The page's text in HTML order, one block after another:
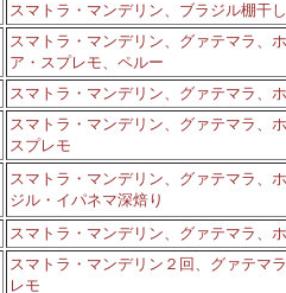
スマトラ・マンデリン、ブラジル棚干
スマトラ・マンデリン、グァテマラ、
ア・スプレモ、ペルー
スマトラ・マンデリン、グァテマラ、
スマトラ・マンデリン、グァテマラ、
スプレモ
スマトラ・マンデリン、グァテマラ、
ジル・イパネマ深焙り
スマトラ・マンデリン、グァテマラ、
スマトラ・マンデリン２回、グァテマ
レモ